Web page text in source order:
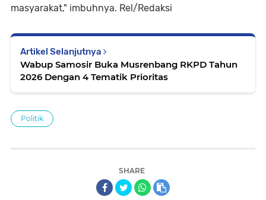
masyarakat," imbuhnya. Rel/Redaksi
Artikel Selanjutnya
Wabup Samosir Buka Musrenbang RKPD Tahun
2026 Dengan 4 Tematik Prioritas
Politik
SHARE